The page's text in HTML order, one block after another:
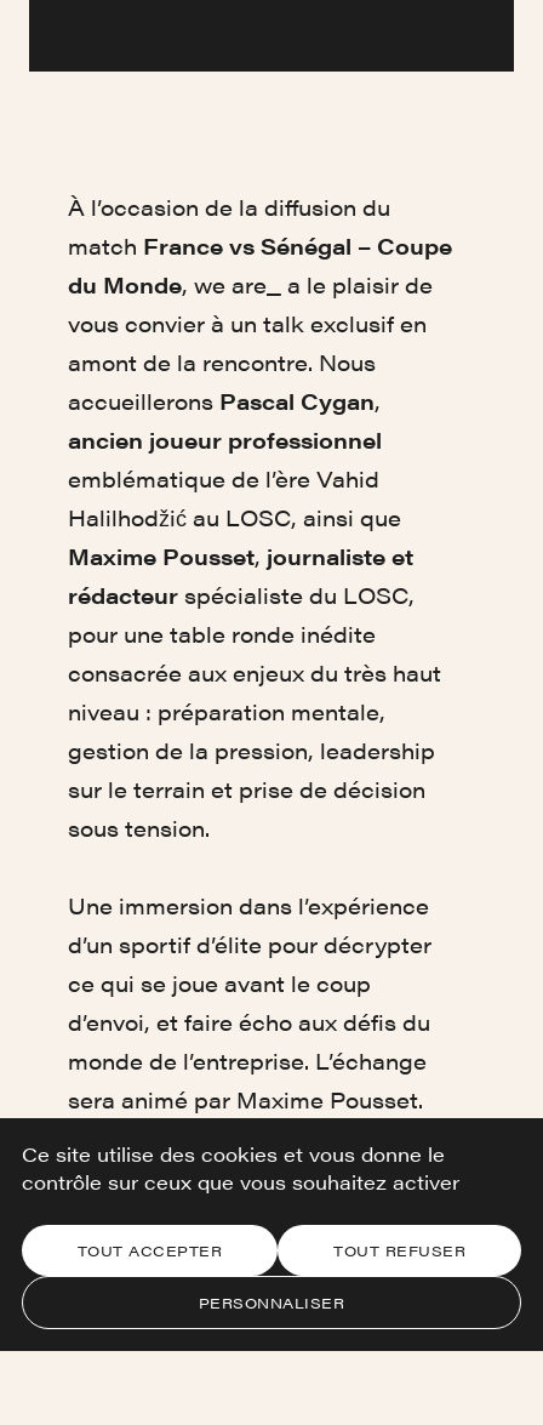
À l’occasion de la diffusion du
match France vs Sénégal – Coupe
du Monde, we are_ a le plaisir de
vous convier à un talk exclusif en
amont de la rencontre. Nous
accueillerons Pascal Cygan,
ancien joueur professionnel
emblématique de l’ère Vahid
Halilhodžić au LOSC, ainsi que
Maxime Pousset, journaliste et
rédacteur spécialiste du LOSC,
pour une table ronde inédite
consacrée aux enjeux du très haut
niveau : préparation mentale,
gestion de la pression, leadership
sur le terrain et prise de décision
sous tension.
Une immersion dans l’expérience
d’un sportif d’élite pour décrypter
ce qui se joue avant le coup
d’envoi, et faire écho aux défis du
monde de l’entreprise. L’échange
sera animé par Maxime Pousset.
La rencontre sera suivie d’une
leurs ouvrages :
Pascal Cygan, Un Dogue à Arsenal
(Patrick Robert) etLOSC, 80 ans
Ce site utilise des cookies et vous donne le
contrôle sur ceux que vous souhaitez activer
TOUT ACCEPTER TOUT REFUSER
PERSONNALISER